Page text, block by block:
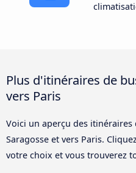
Plus d'itinéraires de
vers Paris
Voici un aperçu des
Saragosse et vers Paris.
votre choix et vous trouverez